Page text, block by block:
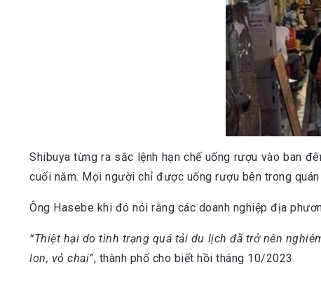
Shibuya từng ra sắc lệnh hạn chế uống rượu vào ban
cuối năm. Mọi người chỉ được uống rượu bên trong quán
Ông Hasebe khi đó nói rằng các doanh nghiệp địa
“Thiệt hại do tình trạng quá tải du lịch đã trở nên
lon, vỏ chai”, thành phố cho biết hồi tháng 10/2023.